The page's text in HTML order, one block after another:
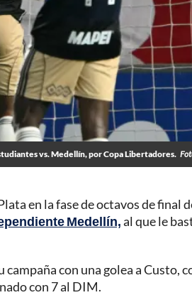
vs. Medellín, por Copa Libertadores.
en la fase de octavos de final
Medellín,al que le
con una golea a Custo,
con 7 al DIM.